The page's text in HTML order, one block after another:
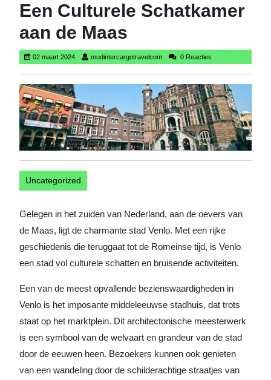
Een Culturele Schatkamer
aan de Maas
02 maart 202402
maart
2024
mudintercargotravelcommudintercargotravelcom
0 Reacties
Uncategorized
Gelegen in het zuiden van Nederland, aan de oevers van
de Maas, ligt de charmante stad Venlo. Met een rijke
geschiedenis die teruggaat tot de Romeinse tijd, is Venlo
een stad vol culturele schatten en bruisende activiteiten.
Een van de meest opvallende bezienswaardigheden in
Venlo is het imposante middeleeuwse stadhuis, dat trots
staat op het marktplein. Dit architectonische meesterwerk
is een symbool van de welvaart en grandeur van de stad
door de eeuwen heen. Bezoekers kunnen ook genieten
van een wandeling door de schilderachtige straatjes van